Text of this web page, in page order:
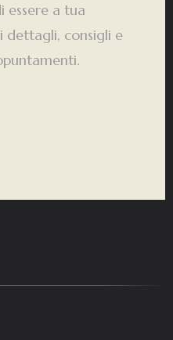
essere a tua
dettagli, consigli e